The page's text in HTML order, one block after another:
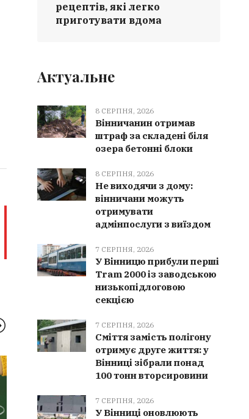
рецептів, які легко
приготувати вдома
Актуальне
8 СЕРПНЯ, 2026
Вінничанин отримав
штраф за складені біля
озера бетонні блоки
8 СЕРПНЯ, 2026
Не виходячи з дому:
вінничани можуть
отримувати
адмінпослуги з виїздом
7 СЕРПНЯ, 2026
У Вінницю прибули перші
Tram 2000 із заводською
низькопідлоговою
секцією
7 СЕРПНЯ, 2026
Сміття замість полігону
отримує друге життя: у
Вінниці зібрали понад
100 тонн вторсировини
7 СЕРПНЯ, 2026
У Вінниці оновлюють